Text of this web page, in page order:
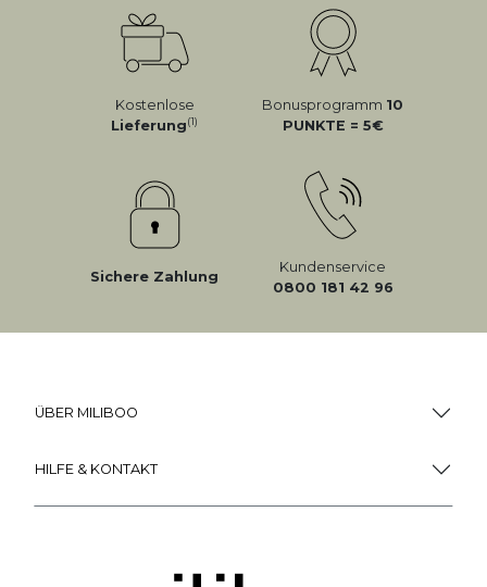
Kostenlose
Lieferung(1)
Bonusprogramm 10
PUNKTE = 5
Sichere Zahlung
Kundenservice
0800 181 42 96
ÜBER MILIBOO
HILFE & KONTAKT